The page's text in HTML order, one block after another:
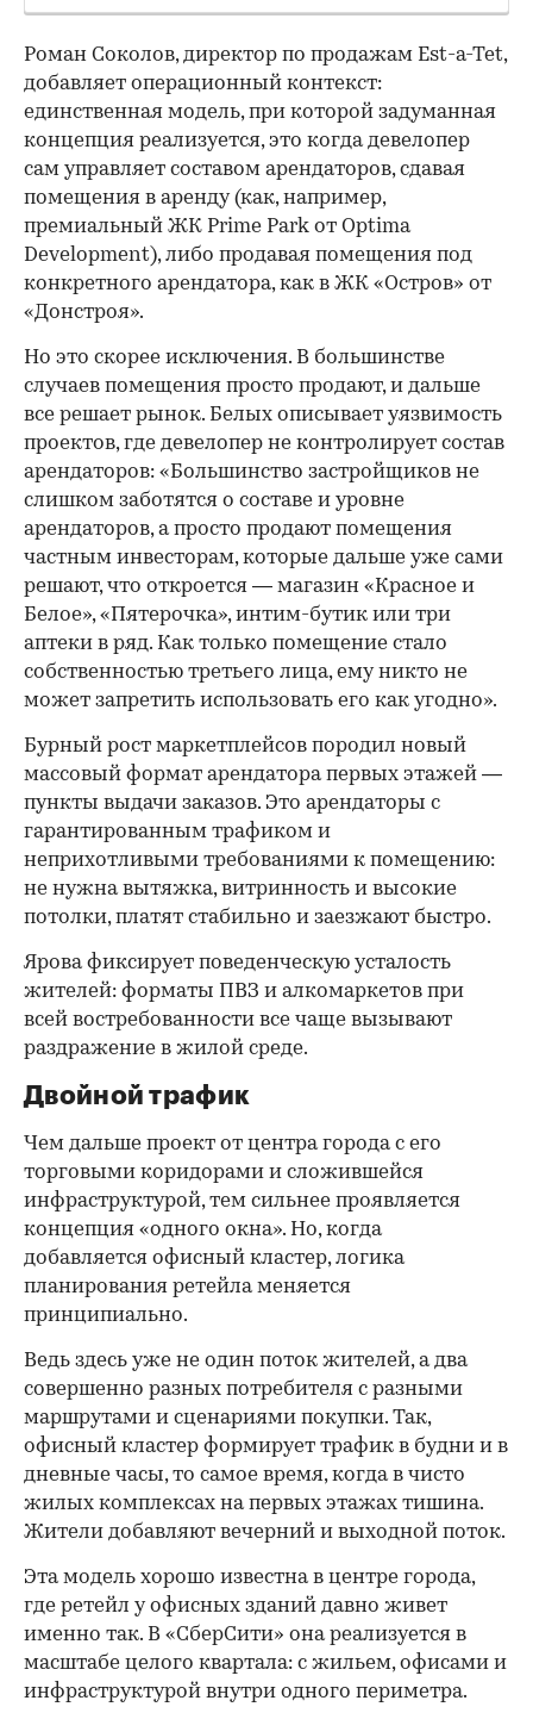
Роман Соколов, директор по продажам Est-a-Tet,
добавляет операционный контекст:
единственная модель, при которой задуманная
концепция реализуется, это когда девелопер
сам управляет составом арендаторов, сдавая
помещения в аренду (как, например,
премиальный ЖК Prime Park от Optima
Development), либо продавая помещения под
конкретного арендатора, как в ЖК «Остров» от
«Донстроя».
Но это скорее исключения. В большинстве
случаев помещения просто продают, и дальше
все решает рынок. Белых описывает уязвимость
проектов, где девелопер не контролирует состав
арендаторов: «Большинство застройщиков не
слишком заботятся о составе и уровне
арендаторов, а просто продают помещения
частным инвесторам, которые дальше уже сами
решают, что откроется — магазин «Красное и
Белое», «Пятерочка», интим-бутик или три
аптеки в ряд. Как только помещение стало
собственностью третьего лица, ему никто не
может запретить использовать его как угодно».
Бурный рост маркетплейсов породил новый
массовый формат арендатора первых этажей —
пункты выдачи заказов. Это арендаторы с
гарантированным трафиком и
неприхотливыми требованиями к помещению:
не нужна вытяжка, витринность и высокие
потолки, платят стабильно и заезжают быстро.
Ярова фиксирует поведенческую усталость
жителей: форматы ПВЗ и алкомаркетов при
всей востребованности все чаще вызывают
раздражение в жилой среде.
Двойной трафик
Чем дальше проект от центра города с его
торговыми коридорами и сложившейся
инфраструктурой, тем сильнее проявляется
концепция «одного окна». Но, когда
добавляется офисный кластер, логика
планирования ретейла меняется
принципиально.
Ведь здесь уже не один поток жителей, а два
совершенно разных потребителя с разными
маршрутами и сценариями покупки. Так,
офисный кластер формирует трафик в будни и в
дневные часы, то самое время, когда в чисто
жилых комплексах на первых этажах тишина.
Жители добавляют вечерний и выходной поток.
Эта модель хорошо известна в центре города,
где ретейл у офисных зданий давно живет
именно так. В «СберСити» она реализуется в
масштабе целого квартала: с жильем, офисами и
инфраструктурой внутри одного периметра.